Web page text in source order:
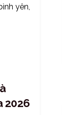
yên,
2026